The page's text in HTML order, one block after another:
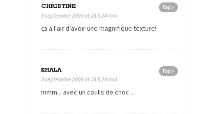
Reply
CHRISTINE
3 septembre 2008 at 18 h 24 min
ça a l'air d'avoir une magnifique texture!
Reply
KHALA
3 septembre 2008 at 18 h 24 min
mmm... avec un coulis de choc ...